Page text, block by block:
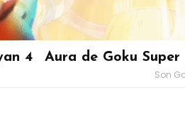
4
Aura de Goku
Son